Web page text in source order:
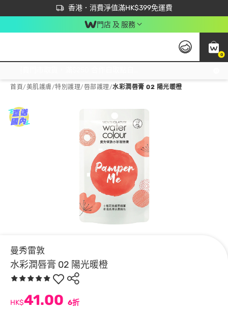
香港．消費淨值滿HK$399免運費
立即成為易賞錢會員盡享獨家優惠
首次APP下單買滿$450 輸入 NEWAPP 即減$50
門店 及 服務
0
首頁/美肌護膚/特別護理/唇部護理/水彩潤唇膏 02 陽光暖橙
曼秀雷敦
水彩潤唇膏 02 陽光暖橙
HK$41.00 6折